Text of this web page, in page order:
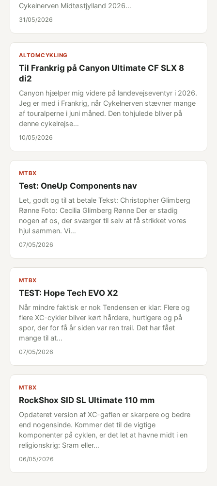
Cykelnerven Midtøstjylland 2026…
31/05/2026
ALTOMCYKLING
Til Frankrig på Canyon Ultimate CF SLX 8
di2
Canyon hjælper mig videre på landevejseventyr i 2026.
Jeg er med i Frankrig, når Cykelnerven stævner mange
af touralperne i juni måned. Den tohjulede bliver på
denne cykelrejse…
10/05/2026
MTBX
Test: OneUp Components nav
Let, godt og til at betale Tekst: Christopher Glimberg
Rønne Foto: Cecilia Glimberg Rønne Der er stadig
nogen af os, der sværger til selv at få strikket vores
hjul sammen. Vi…
07/05/2026
MTBX
TEST: Hope Tech EVO X2
Når mindre faktisk er nok Tendensen er klar: Flere og
flere XC-cykler bliver kørt hårdere, hurtigere og på
spor, der for få år siden var ren trail. Det har fået
mange til at…
07/05/2026
MTBX
RockShox SID SL Ultimate 110 mm
Opdateret version af XC-gaflen er skarpere og bedre
end nogensinde. Kommer det til de vigtige
komponenter på cyklen, er det let at havne midt i en
religionskrig: Sram eller…
06/05/2026